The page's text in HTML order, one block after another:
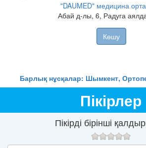
"DAUMED" медицина
Абай д-лы, 6, Радуга
Көшу
Барлық нұсқалар: Шымкент,
Пікірлер
Пікірді бірінші